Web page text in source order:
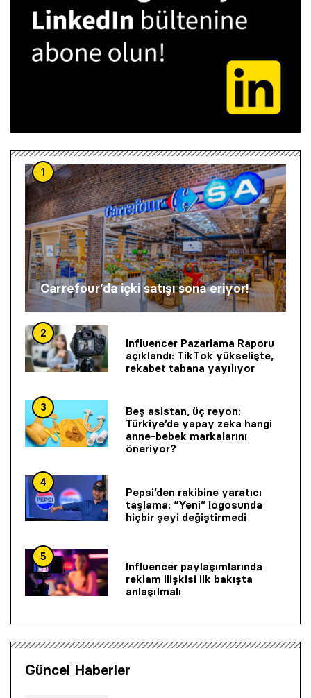
1
Carrefour’da içki satışı sona eriyor!
2
Influencer Pazarlama Raporu
açıklandı: TikTok yükselişte,
rekabet tabana yayılıyor
3
Beş asistan, üç reyon:
Türkiye’de yapay zeka hangi
anne-bebek markalarını
öneriyor?
4
Pepsi’den rakibine yaratıcı
taşlama: “Yeni” logosunda
hiçbir şeyi değiştirmedi
5
Influencer paylaşımlarında
reklam ilişkisi ilk bakışta
anlaşılmalı
Güncel Haberler